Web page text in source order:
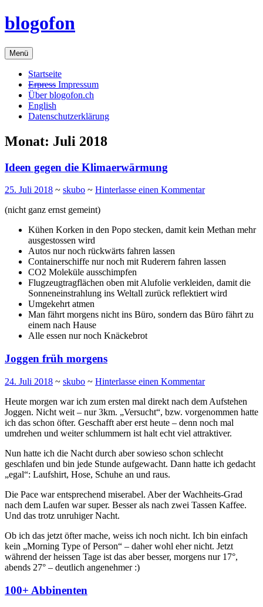
Zum
Inhalt
blogofon
Menü
Startseite
Erpress Impressum
Über blogofon.ch
English
Datenschutzerklärung
Monat: Juli 2018
Ideen gegen die Klimaerwärmung
25. Juli 2018 ~ skubo ~ Hinterlasse einen Kommentar
(nicht ganz ernst gemeint)
Kühen Korken in den Popo stecken, damit kein Methan mehr
ausgestossen wird
Autos nur noch rückwärts fahren lassen
Containerschiffe nur noch mit Ruderern fahren lassen
CO2 Moleküle ausschimpfen
Flugzeugtragflächen oben mit Alufolie verkleiden, damit die
Sonneneinstrahlung ins Weltall zurück reflektiert wird
Umgekehrt atmen
Man fährt morgens nicht ins Büro, sondern das Büro fährt zu
einem nach Hause
Alle essen nur noch Knäckebrot
Joggen früh morgens
24. Juli 2018 ~ skubo ~ Hinterlasse einen Kommentar
Heute morgen war ich zum ersten mal direkt nach dem Aufstehen
Joggen. Nicht weit – nur 3km. „Versucht“, bzw. vorgenommen hatte
ich das schon öfter. Geschafft aber erst heute – denn noch mal
umdrehen und weiter schlummern ist halt echt viel attraktiver.
Nun hatte ich die Nacht durch aber sowieso schon schlecht
geschlafen und bin jede Stunde aufgewacht. Dann hatte ich gedacht
„egal“: Laufshirt, Hose, Schuhe an und raus.
Die Pace war entsprechend miserabel. Aber der Wachheits-Grad
nach dem Laufen war super. Besser als nach zwei Tassen Kaffee.
Und das trotz unruhiger Nacht.
Ob ich das jetzt öfter mache, weiss ich noch nicht. Ich bin einfach
kein „Morning Type of Person“ – daher wohl eher nicht. Jetzt
während der heissen Tage ist das aber besser, morgens nur 17°,
abends 27° – deutlich angenehmer :)
100+ Abbinenten